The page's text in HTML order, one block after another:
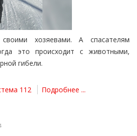
хозяевами. А спасателям
это происходит с животными,
гибели.
112 Подробнее ...